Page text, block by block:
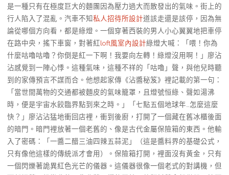
是一種只有在極度巨大的麵團因為壓力過大而散發出的氣味。街上的
行人陷入了混亂。汽車不知私人招待所設計道該走還是該停，因為無
論從哪個方向看，都是綠燈。一個穿著西裝的男人小心翼翼地把車停
在路中央，搖下車窗，對著紅loft風室內設計綠燈大喊：「喂！你為
什麼咕嚕咕嚕？你倒是紅一下啊！我要向左轉！綠燈沒用啊！」廖沾
沾感覺到一陣心悸。這種氣味，這種不祥的「咕嚕」聲，與他兒時聽
到的家傳預言不謀而合。他想起家傳《沾醬秘笈》裡記載的第一句：
「當世間萬物的交通都被麵皮的氣味籠罩，且燈號恒綠、聲如湯沸
時，便是宇宙水餃臨界點到來之時。」「七點五個地球年…怎麼這麼
快？」廖沾沾猛地衝回店裡，衝到後廚，打開了一個藏在舊冰櫃後面
的暗門。暗門裡放著一個老舊的、像是古代金屬保險箱的東西。他輸
入了密碼：「一醬二醋三油四辣五蒜泥」（這是醬料界的基礎公式，
只有像他這樣的傳統派才會用）。保險箱打開，裡面沒有黃金，只有
一個閃爍著詭異紅色光芒的儀器。這儀器很像一個老式的對講機，但